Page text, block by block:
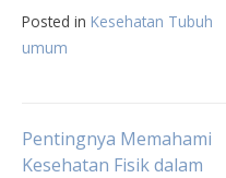
Posted in Kesehatan Tubuh
umum
Post
Pentingnya Memahami
Kesehatan Fisik dalam